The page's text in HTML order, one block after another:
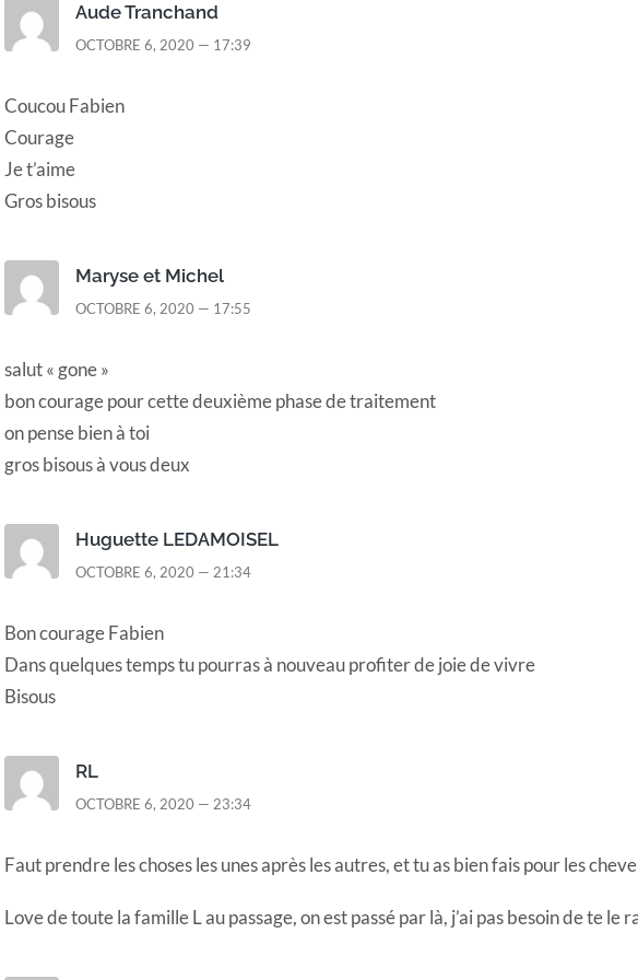
Aude Tranchand
OCTOBRE 6, 2020 — 17:39
Coucou Fabien
Courage
Je t’aime
Gros bisous
Maryse et Michel
OCTOBRE 6, 2020 — 17:55
salut « gone »
bon courage pour cette deuxième phase de traitement
on pense bien à toi
gros bisous à vous deux
Huguette LEDAMOISEL
OCTOBRE 6, 2020 — 21:34
Bon courage Fabien
Dans quelques temps tu pourras à nouveau profiter de joie de vivre
Bisous
RL
OCTOBRE 6, 2020 — 23:34
Faut prendre les choses les unes après les autres, et tu as bien fais pour les
Love de toute la famille L au passage, on est passé par là, j’ai pas besoin de te le